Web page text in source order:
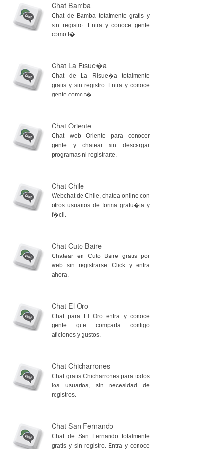
Chat Bamba
Chat de Bamba totalmente gratis y
sin registro. Entra y conoce gente
como t�.
Chat La Risue�a
Chat de La Risue�a totalmente
gratis y sin registro. Entra y conoce
gente como t�.
Chat Oriente
Chat web Oriente para conocer
gente y chatear sin descargar
programas ni registrarte.
Chat Chile
Webchat de Chile, chatea online con
otros usuarios de forma gratu�ta y
f�cil.
Chat Cuto Baire
Chatear en Cuto Baire gratis por
web sin registrarse. Click y entra
ahora.
Chat El Oro
Chat para El Oro entra y conoce
gente que comparta contigo
aficiones y gustos.
Chat Chicharrones
Chat gratis Chicharrones para todos
los usuarios, sin necesidad de
registros.
Chat San Fernando
Chat de San Fernando totalmente
gratis y sin registro. Entra y conoce